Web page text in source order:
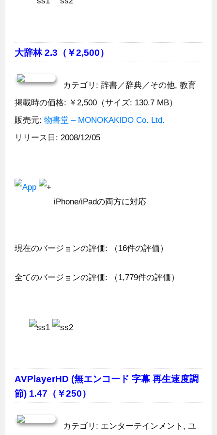
大辞林 2.3（￥2,500）
カテゴリ: 辞書／辞典／その他, 教育
掲載時の価格: ￥2,500（サイズ: 130.7 MB）
販売元: 物書堂 – MONOKAKIDO Co. Ltd.
リリース日: 2008/12/05
iPhone/iPadの両方に対応
現在のバージョンの評価: （16件の評価）
全てのバージョンの評価: （1,779件の評価）
AVPlayerHD (無エンコード 字幕 再生速度調
節) 1.47（￥250）
カテゴリ: エンターテインメント, ユ